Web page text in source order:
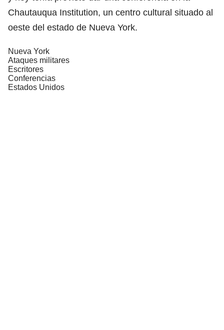
Chautauqua Institution, un centro cultural situado al
oeste del estado de Nueva York.
Nueva York
Ataques militares
Escritores
Conferencias
Estados Unidos